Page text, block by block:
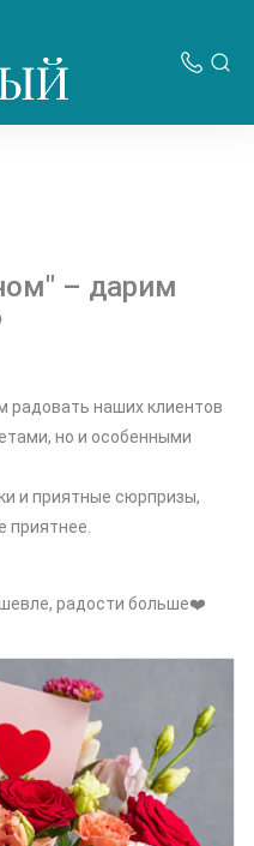
– дарим
наших клиентов
но и особенными
и приятные сюрпризы,
радости больше❤️